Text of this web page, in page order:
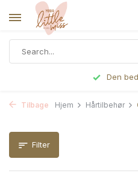
Bestilte før kl
Tilbage Hjem Hårtilbehør
Filter